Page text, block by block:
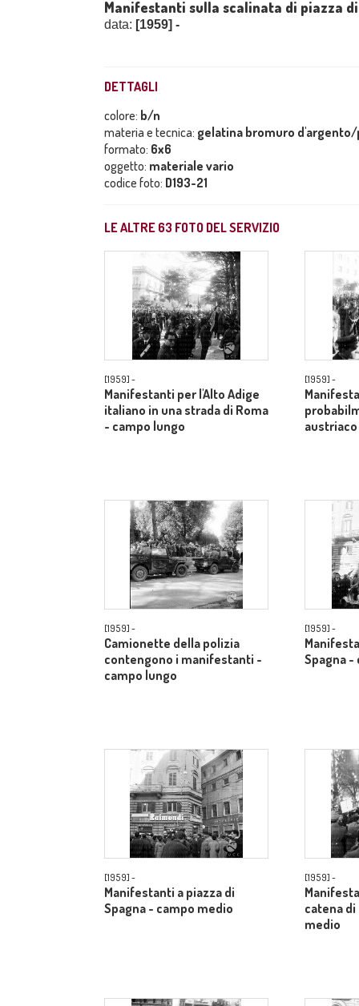
Manifestanti sulla scalinata di piazza
data: [1959] -
DETTAGLI
colore: b/n
materia e tecnica: gelatina bromuro
formato: 6x6
oggetto: materiale vario
codice foto: D193-21
LE ALTRE 63 FOTO DEL SERVIZIO
[1959] -
Manifestanti per l'Alto Adige
italiano in una strada di Roma
- campo lungo
[1959] -
[1959] -
Camionette della polizia
contengono i manifestanti -
campo lungo
[1959] -
Spagna -
[1959] -
Manifestanti a piazza di
Spagna - campo medio
[1959] -
catena
medio